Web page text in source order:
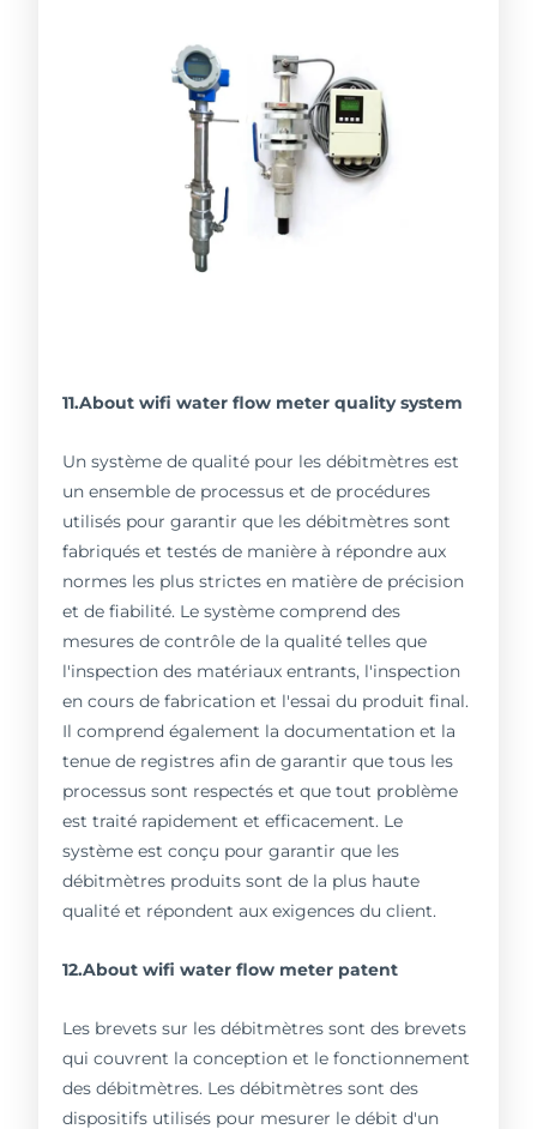
11.About wifi water flow meter quality system
Un système de qualité pour les débitmètres est
un ensemble de processus et de procédures
utilisés pour garantir que les débitmètres sont
fabriqués et testés de manière à répondre aux
normes les plus strictes en matière de précision
et de fiabilité. Le système comprend des
mesures de contrôle de la qualité telles que
l'inspection des matériaux entrants, l'inspection
en cours de fabrication et l'essai du produit final.
Il comprend également la documentation et la
tenue de registres afin de garantir que tous les
processus sont respectés et que tout problème
est traité rapidement et efficacement. Le
système est conçu pour garantir que les
débitmètres produits sont de la plus haute
qualité et répondent aux exigences du client.
12.About wifi water flow meter patent
Les brevets sur les débitmètres sont des brevets
qui couvrent la conception et le fonctionnement
des débitmètres. Les débitmètres sont des
dispositifs utilisés pour mesurer le débit d'un